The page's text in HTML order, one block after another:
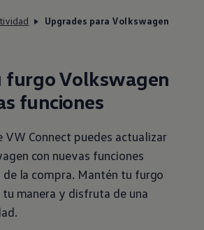
Upgrades para Volkswagen
furgoVolkswagen
funciones
VW Connect puedes actualizar
con nuevas funciones
de la compra. Mantén tu furgo
manera y disfruta de una